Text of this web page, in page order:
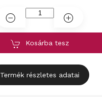
Kosárba tesz
Termék részletes adatai